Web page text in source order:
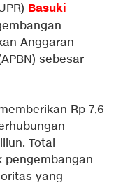
Basuki
Anggaran
sebesar
Rp 7,6
Total
pengembangan
yang